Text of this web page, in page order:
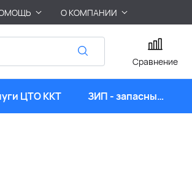
О КОМПАНИИ
Сравнение
ЦТО ККТ
ЗИП - запасные
части